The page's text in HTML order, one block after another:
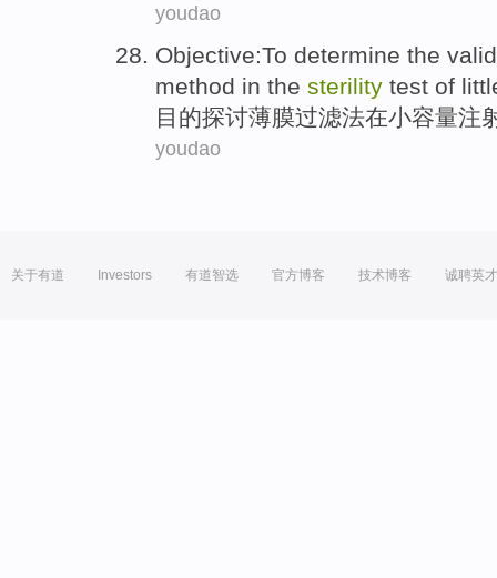
youdao
Objective:To determine the
method in the sterility test of
目的探讨薄膜过滤法在小容量注
youdao
关于有道 Investors 有道智选 官方博客 技术博客 诚聘英才